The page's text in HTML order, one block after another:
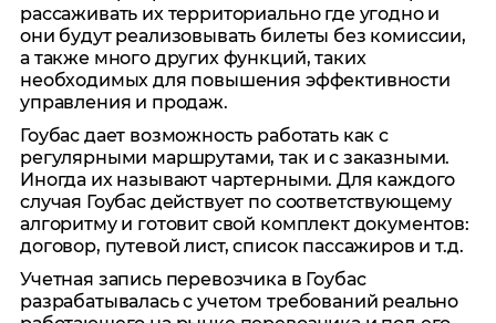
рассаживать их территориально где угодно и
они будут реализовывать билеты без комиссии,
а также много других функций, таких
необходимых для повышения эффективности
управления и продаж.
Гоубас дает возможность работать как с
регулярными маршрутами, так и с заказными.
Иногда их называют чартерными. Для каждого
случая Гоубас действует по соответствующему
алгоритму и готовит свой комплект документов:
договор, путевой лист, список пассажиров и т.д.
Учетная запись перевозчика в Гоубас
разрабатывалась с учетом требований реально